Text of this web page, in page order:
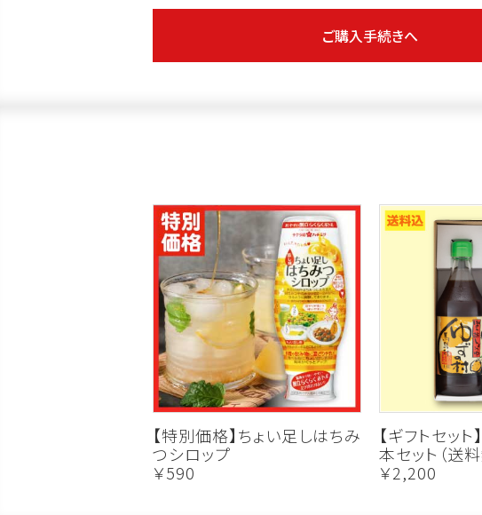
ご購入手続きへ
【特別価格】ちょい足しはちみ
つシロップ
￥590
【ギフトセッ
本セット（送料
￥2,200